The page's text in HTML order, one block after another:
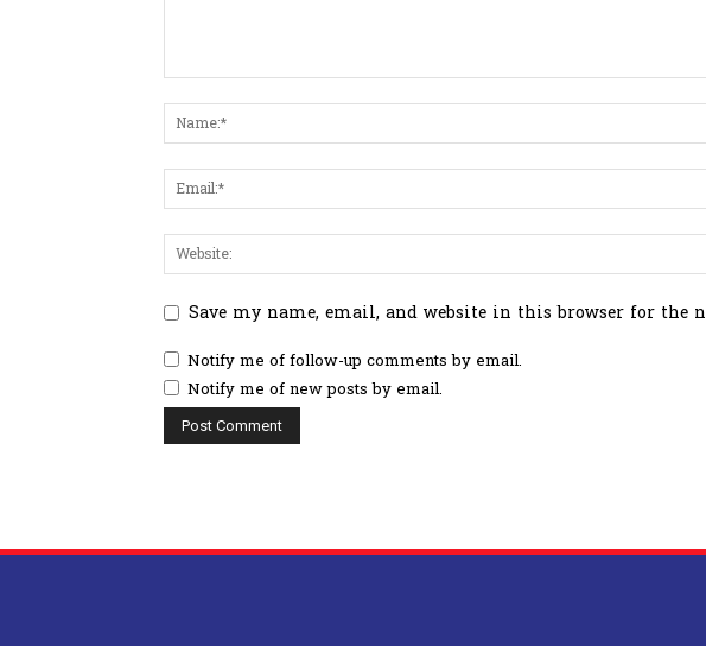
Save my name, email, and website in this browser for the
Notify me of follow-up comments by email.
Notify me of new posts by email.